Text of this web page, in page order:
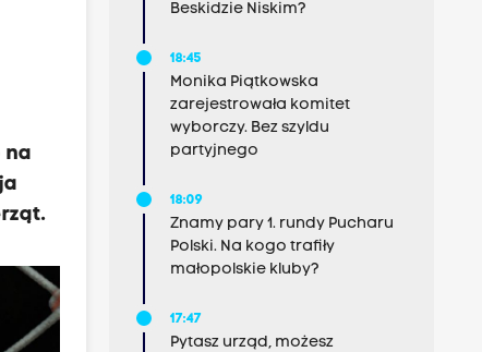
na
Beskidzie Niskim?
18:45
Monika Piątkowska
zarejestrowała komitet
wyborczy. Bez szyldu
partyjnego
18:09
Znamy pary 1. rundy Pucharu
Polski. Na kogo trafiły
małopolskie kluby?
17:47
Pytasz urząd, możesz